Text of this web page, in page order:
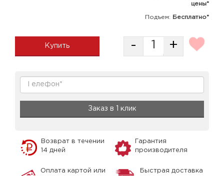
цены*
Подъем: Бесплатно*
Купить - +
Заказ в 1 клик
Возврат в течении
14 дней
Гарантия
производителя
Оплата картой или
Быстрая доставка